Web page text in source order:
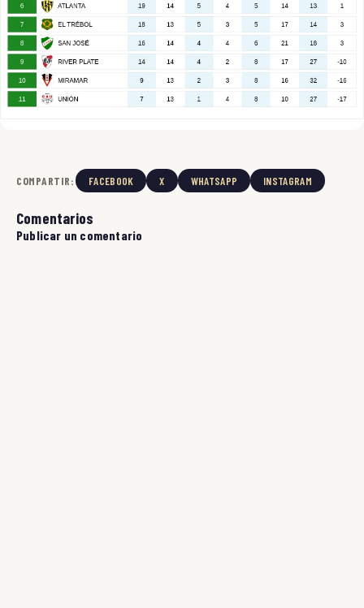
COMPARTIR: FACEBOOK X WHATSAPP INSTAGRAM
Comentarios
Publicar un comentario